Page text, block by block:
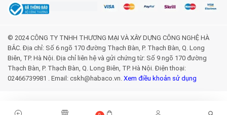
© 2024 CÔNG TY TNHH THƯƠNG MẠI VÀ XÂY DỰNG CÔNG NGHỆ HÀ
BẮC. Địa chỉ: Số 6 ngõ 170 đường Thạch Bàn, P. Thạch Bàn, Q. Long
Biên, TP. Hà Nội. Địa chỉ liên hệ và gửi chứng từ: Số 9 ngõ 170 đường
Thạch Bàn, P. Thạch Bàn, Q. Long Biên, TP. Hà Nội. Điện thoại:
02466739981 . Email: cskh@habaco.vn. Xem điều khoản sử dụng